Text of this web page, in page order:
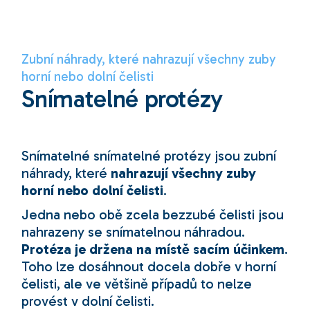
Zubní náhrady, které nahrazují všechny zuby
horní nebo dolní čelisti
Snímatelné protézy
Snímatelné snímatelné protézy jsou zubní
náhrady, které nahrazují všechny zuby
horní nebo dolní čelisti.
Jedna nebo obě zcela bezzubé čelisti jsou
nahrazeny se snímatelnou náhradou.
Protéza je držena na místě sacím účinkem.
Toho lze dosáhnout docela dobře v horní
čelisti, ale ve většině případů to nelze
provést v dolní čelisti.